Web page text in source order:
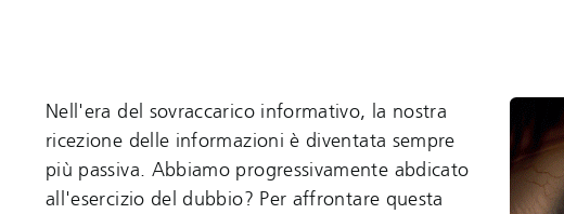
Nell'era del sovraccarico informativo, la nostra
ricezione delle informazioni è diventata sempre
più passiva. Abbiamo progressivamente abdicato
all'esercizio del dubbio? Per affrontare questa